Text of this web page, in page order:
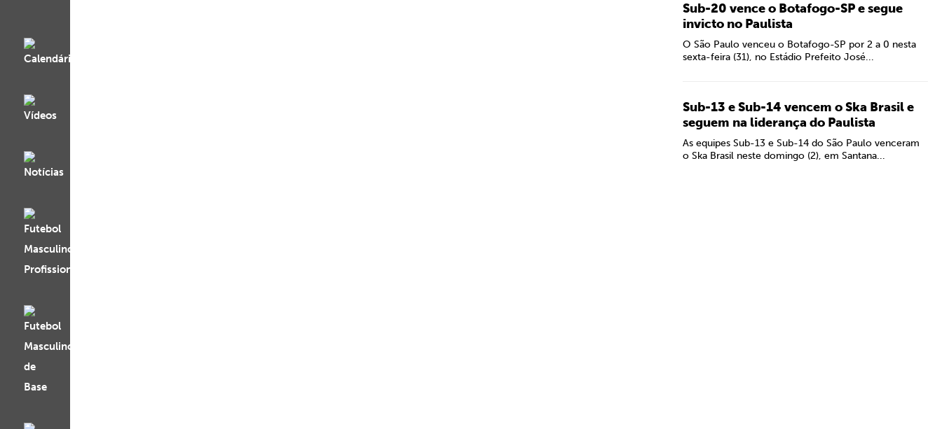
Sub-20 vence o Botafogo-SP e segue
invicto no Paulista
O São Paulo venceu o Botafogo-SP por 2 a 0 nesta
sexta-feira (31), no Estádio Prefeito José...
Sub-13 e Sub-14 vencem o Ska Brasil e
seguem na liderança do Paulista
As equipes Sub-13 e Sub-14 do São Paulo venceram
o Ska Brasil neste domingo (2), em Santana...